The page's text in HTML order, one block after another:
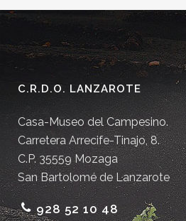
C.R.D.O. LANZAROTE
Casa-Museo del Campesino.
Carretera Arrecife-Tinajo, 8.
C.P. 35559 Mozaga
San Bartolomé de Lanzarote
928 52 10 48